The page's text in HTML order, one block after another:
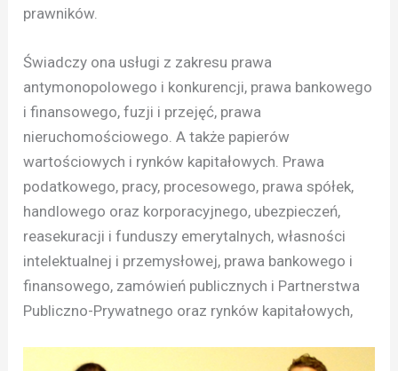
prawników.
Świadczy ona usługi z zakresu prawa
antymonopolowego i konkurencji, prawa bankowego
i finansowego, fuzji i przejęć, prawa
nieruchomościowego. A także papierów
wartościowych i rynków kapitałowych. Prawa
podatkowego, pracy, procesowego, prawa spółek,
handlowego oraz korporacyjnego, ubezpieczeń,
reasekuracji i funduszy emerytalnych, własności
intelektualnej i przemysłowej, prawa bankowego i
finansowego, zamówień publicznych i Partnerstwa
Publiczno-Prywatnego oraz rynków kapitałowych,